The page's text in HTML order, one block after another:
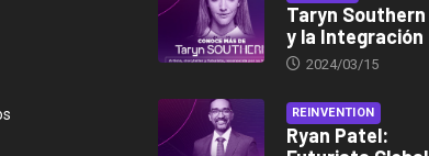
Taryn Southern
y la Integración
2024/03/15
REINVENTION
Ryan Patel: